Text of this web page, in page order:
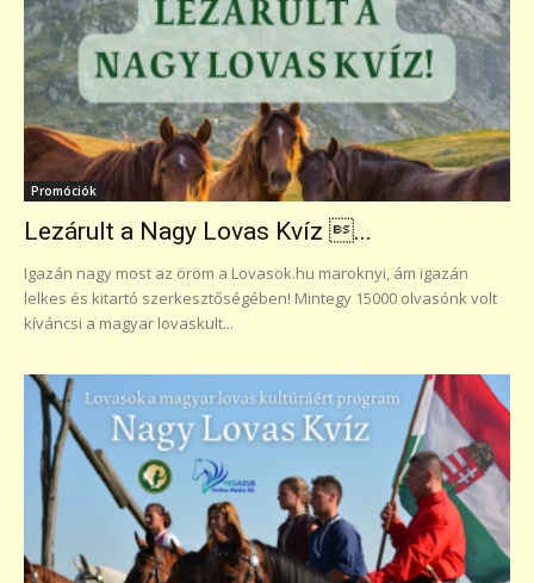
Promóciók
Lezárult a Nagy Lovas Kvíz ...
Igazán nagy most az öröm a Lovasok.hu maroknyi, ám igazán
lelkes és kitartó szerkesztőségében! Mintegy 15000 olvasónk volt
kíváncsi a magyar lovaskult...